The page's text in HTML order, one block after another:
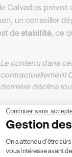
Calvados prévoit
un conseiller
de stabilité, ce
Le contenu dans
contractuellement
dernière décline
Résumer cet
ChatGPT
Continuer sans
Gestion
Plateforme
On a attendu d'être
vous intéresse avant